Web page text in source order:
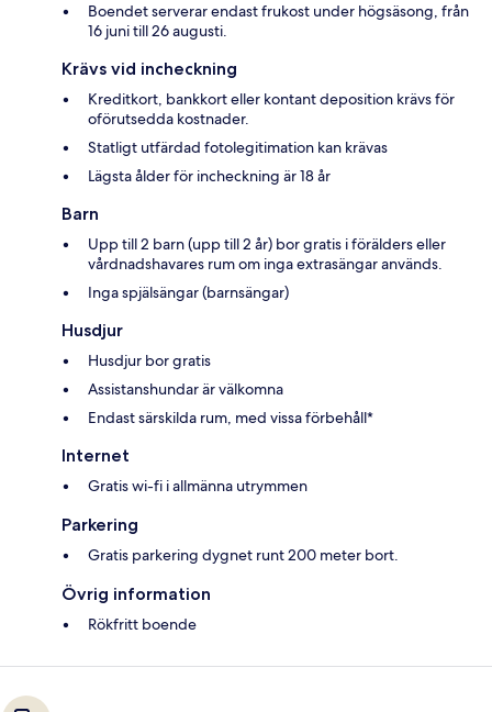
Boendet serverar endast frukost under högsäsong, från
16 juni till 26 augusti.
Krävs vid incheckning
Kreditkort, bankkort eller kontant deposition krävs för
oförutsedda kostnader.
Statligt utfärdad fotolegitimation kan krävas
Lägsta ålder för incheckning är 18 år
Barn
Upp till 2 barn (upp till 2 år) bor gratis i förälders eller
vårdnadshavares rum om inga extrasängar används.
Inga spjälsängar (barnsängar)
Husdjur
Husdjur bor gratis
Assistanshundar är välkomna
Endast särskilda rum, med vissa förbehåll*
Internet
Gratis wi-fi i allmänna utrymmen
Parkering
Gratis parkering dygnet runt 200 meter bort.
Övrig information
Rökfritt boende